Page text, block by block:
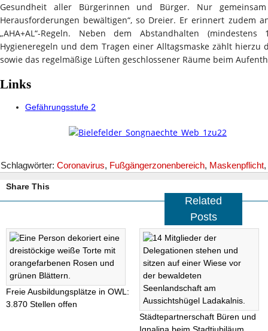
Gesundheit aller Bürgerinnen und Bürger. Nur
Herausforderungen bewältigen“, so Dreier. Er erinnert zudem
„AHA+AL“-Regeln. Neben dem Abstandhalten
Hygieneregeln und dem Tragen einer Alltagsmaske zählt hierzu
sowie das regelmäßige Lüften geschlossener Räume beim
Links
Gefährungsstufe 2
Schlagwörter: Coronavirus, Fußgängerzonenbereich, Maskenpflicht,
Share This
Related
Posts
Freie Ausbildungsplätze in OWL:
3.870 Stellen offen
Städtepartnerschaft Büren und